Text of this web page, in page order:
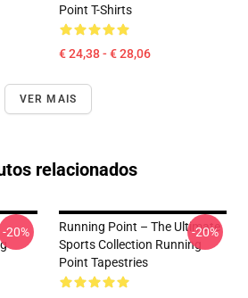
Point T-Shirts
€ 24,38 - € 28,06
VER MAIS
relacionados
-20%
Running Point – The Ultimate
Sports Collection Running
Point Tapestries
-20%